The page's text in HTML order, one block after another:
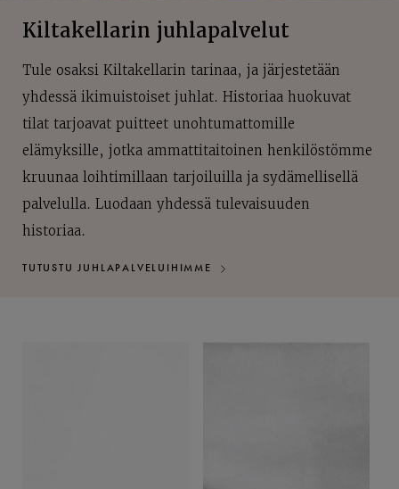
Kiltakellarin juhlapalvelut
Tule osaksi Kiltakellarin tarinaa, ja järjestetään
yhdessä ikimuistoiset juhlat. Historiaa huokuvat
tilat tarjoavat puitteet unohtumattomille
elämyksille, jotka ammattitaitoinen henkilöstömme
kruunaa loihtimillaan tarjoiluilla ja sydämellisellä
palvelulla. Luodaan yhdessä tulevaisuuden
historiaa.
TUTUSTU JUHLAPALVELUIHIMME